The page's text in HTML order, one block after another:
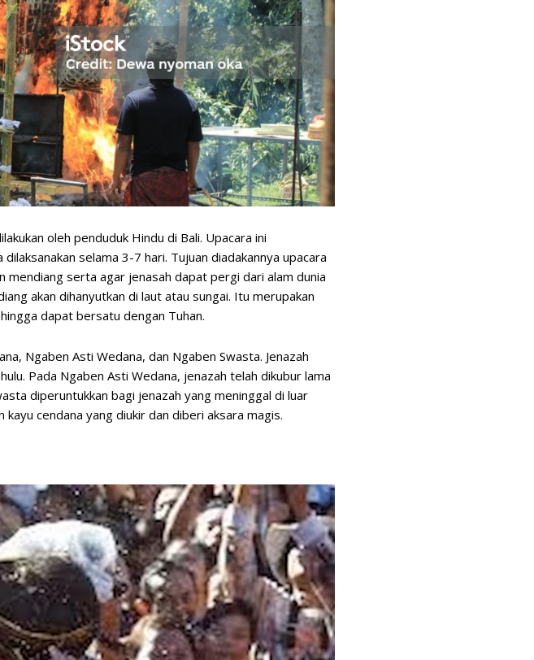
oleh penduduk Hindu di Bali. Upacara ini
selama 3-7 hari. Tujuan diadakannya upacara
mendiang serta agar jenasah dapat pergi dari alam dunia
akan dihanyutkan di laut atau sungai. Itu merupakan
dapat bersatu dengan Tuhan.
Ngaben Asti Wedana, dan Ngaben Swasta. Jenazah
Pada Ngaben Asti Wedana, jenazah telah dikubur lama
diperuntukkan bagi jenazah yang meninggal di luar
cendana yang diukir dan diberi aksara magis.